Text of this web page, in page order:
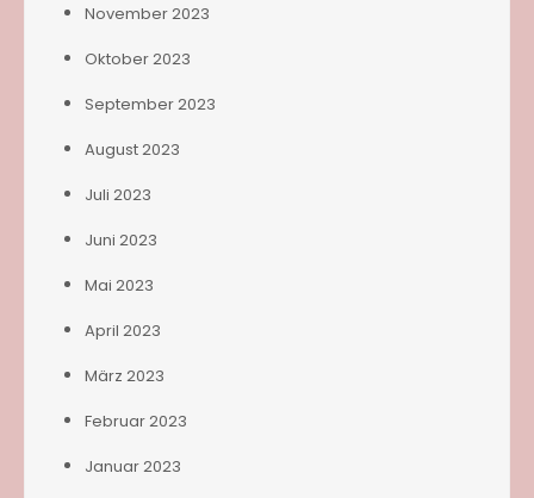
November 2023
Oktober 2023
September 2023
August 2023
Juli 2023
Juni 2023
Mai 2023
April 2023
März 2023
Februar 2023
Januar 2023